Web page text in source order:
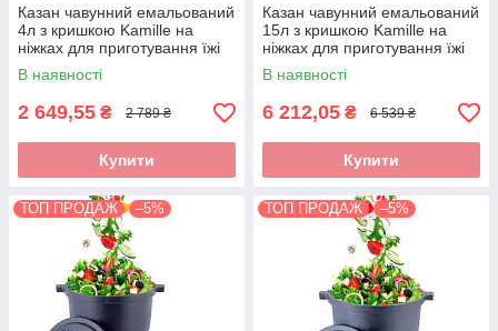
Казан чавунний емальований
4л з кришкою Kamille на
ніжках для приготування їжі
на вогні і плити KM-4800M
В наявності
2 649,55 ₴ 2 789 ₴
Купити
Казан чавунний емальований
15л з кришкою Kamille на
ніжках для приготування їжі
на вогні і плити KM-4808M
В наявності
6 212,05 ₴ 6 539 ₴
Купити
ТОП ПРОДАЖ –5% ТОП ПРОДАЖ –5%